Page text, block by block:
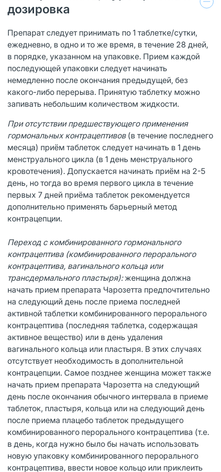
дозировка
Препарат следует принимать по 1 таблетке/сутки,
ежедневно, в одно и то же время, в течение 28 дней,
в порядке, указанном на упаковке. Прием каждой
последующей упаковки следует начинать
немедленно после окончания предыдущей, без
какого-либо перерыва. Принятую таблетку можно
запивать небольшим количеством жидкости.
При отсутствии предшествующего применения
гормональных контрацептивов(в течение последнего
месяца) приём таблеток следует начинать в 1 день
менструального цикла (в 1 день менструального
кровотечения). Допускается начинать приём на 2-5
день, но тогда во время первого цикла в течение
первых 7 дней приёма таблеток рекомендуется
дополнительно применять барьерный метод
контрацепции.
Переход с комбинированного гормонального
контрацептива (комбинированного перорального
контрацептива, вагинального кольца или
трансдермального пластыря):женщина должна
начать прием препарата Чарозетта предпочтительно
на следующий день после приема последней
активной таблетки комбинированного перорального
контрацептива (последняя таблетка, содержащая
активное вещество) или в день удаления
вагинального кольца или пластыря. В этих случаях
отсутствует необходимость в дополнительной
контрацепции. Самое позднее женщина может также
начать прием препарата Чарозетта на следующий
день после окончания обычного интервала в приеме
таблеток, пластыря, кольца или на следующий день
после приема плацебо таблеток предыдущего
комбинированного перорального контрацептива (т.е.
в день, когда нужно было бы начать использовать
новую упаковку комбинированного перорального
контрацептива, ввести новое кольцо или приклеить